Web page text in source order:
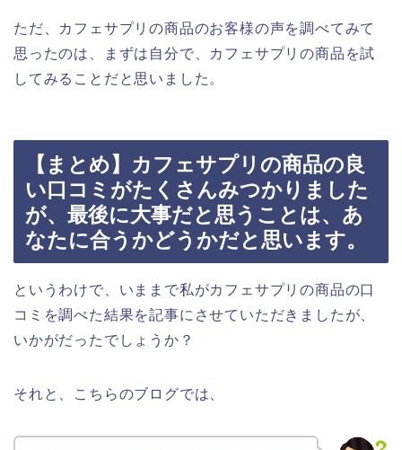
ただ、カフェサプリの商品のお客様の声を調べてみて
思ったのは、まずは自分で、カフェサプリの商品を試
してみることだと思いました。
【まとめ】カフェサプリの商品の良
い口コミがたくさんみつかりました
が、最後に大事だと思うことは、あ
なたに合うかどうかだと思います。
というわけで、いままで私がカフェサプリの商品の口
コミを調べた結果を記事にさせていただきましたが、
いかがだったでしょうか？
それと、こちらのブログでは、